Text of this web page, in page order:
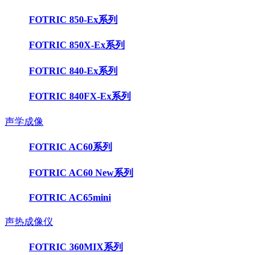
FOTRIC 850-Ex系列
FOTRIC 850X-Ex系列
FOTRIC 840-Ex系列
FOTRIC 840FX-Ex系列
声学成像
FOTRIC AC60系列
FOTRIC AC60 New系列
FOTRIC AC65mini
声热成像仪
FOTRIC 360MIX系列